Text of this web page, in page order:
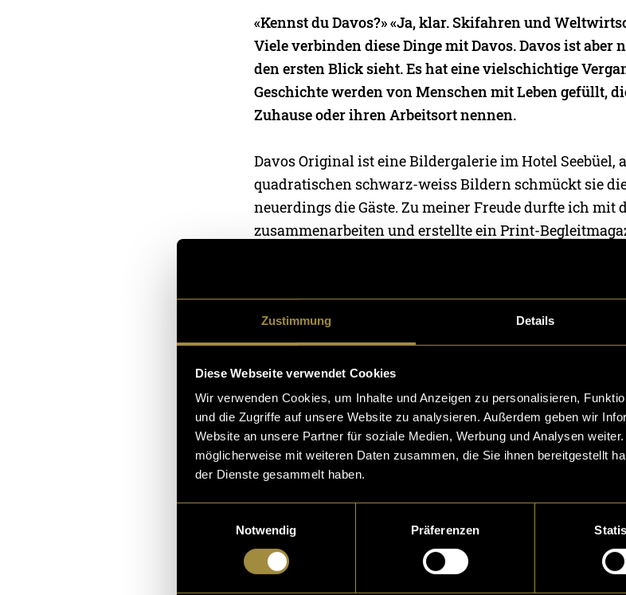
Zustimmung Details
Diese Webseite verwendet Cookies
Wir verwenden Cookies, um Inhalte und Anzeigen zu personalisieren,
und die Zugriffe auf unsere Website zu analysieren. Außerdem geben wir
Website an unsere Partner für soziale Medien, Werbung und Analysen
möglicherweise mit weiteren Daten zusammen, die Sie ihnen bereitgestellt
der Dienste gesammelt haben.
Notwendig
Präferenzen
«Kennst du Davos?» «Ja, klar. Skifahren und
Viele verbinden diese Dinge mit Davos. Davos ist aber
den ersten Blick sieht. Es hat eine vielschichtige
Geschichte werden von Menschen mit Leben gefüllt,
Zuhause oder ihren Arbeitsort nennen.
Davos Original ist eine Bildergalerie im Hotel Seebüel,
quadratischen schwarz-weiss Bildern schmückt sie
neuerdings die Gäste. Zu meiner Freude durfte ich mit
zusammenarbeiten und erstellte ein Print-
Betrieben mitzuteilen.
Was macht Davos Original?
Hiergeht es zum Magazin.
(hil)